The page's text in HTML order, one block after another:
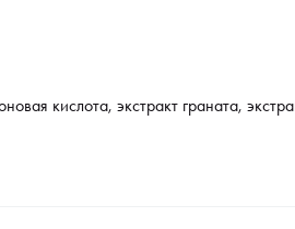
кислота, экстракт граната,